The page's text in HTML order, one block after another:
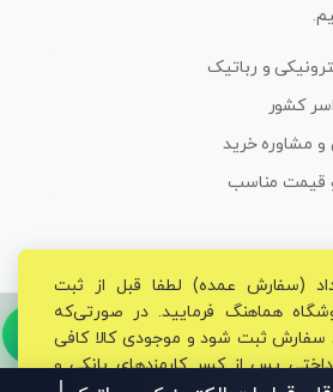
و رباتیک
کشور
مشاوره خرید
قیمت مناسب
تخصصی قم الکترونیک محفوظ می‌باشد.
(سفارش عمده) لطفا قبل از ثبت
هماهنگ فرمایید. در صورتی‌که
سفارش ثبت شود و موجودی کالا کافی
پس از کسر کارمزدهای بانکی و